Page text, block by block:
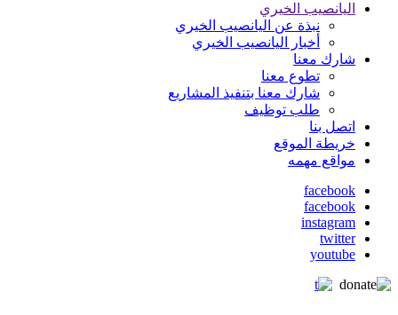
اليانصيب الخيري
نبذة عن اليانصيب الخيري
أخبار اليانصيب الخيري
شارك معنا
تطوع معنا
شارك معنا بتنفيذ المشاريع
طلب توظيف
اتصل بنا
خريطة الموقع
مواقع مهمه
social
media
facebook
facebook
instagram
twitter
youtube